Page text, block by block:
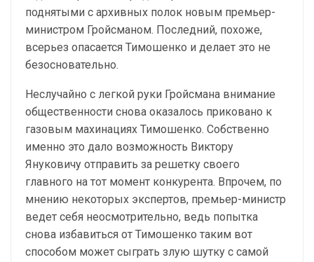
поднятыми с архивных полок новым премьер-
министром Гройсманом. Последний, похоже,
всерьез опасается Тимошенко и делает это не
безосновательно.
Неслучайно с легкой руки Гройсмана внимание
общественности снова оказалось приковано к
газовым махинациях Тимошенко. Собственно
именно это дало возможность Виктору
Януковичу отправить за решетку своего
главного на тот момент конкурента. Впрочем, по
мнению некоторых экспертов, премьер-министр
ведет себя неосмотрительно, ведь попытка
снова избавиться от Тимошенко таким вот
способом может сыграть злую шутку с самой